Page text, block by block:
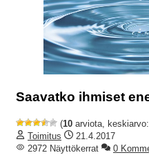
Saavatko ihmiset
(10 arviota, keskiarvo:
Toimitus
21.4.2017
2972 Näyttökerrat
0